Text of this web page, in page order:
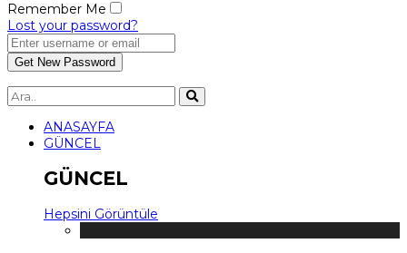
Remember Me
Lost your password?
ANASAYFA
GÜNCEL
GÜNCEL
Hepsini Görüntüle